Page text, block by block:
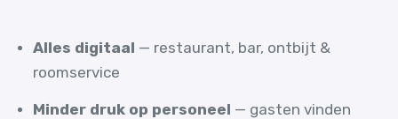
Alles digitaal — restaurant, bar, ontbijt &
roomservice
Minder druk op personeel — gasten vinden